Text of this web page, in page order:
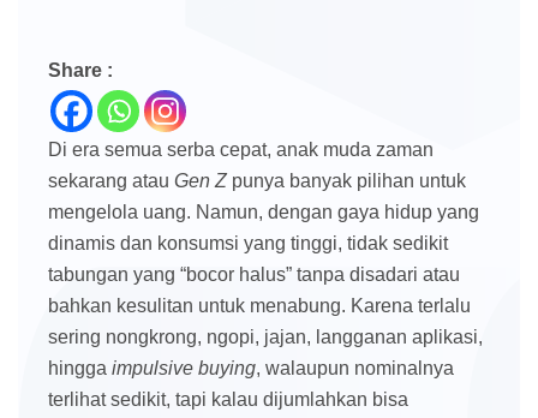
Share :
Di era semua serba cepat, anak muda zaman
sekarang atau Gen Zpunya banyak pilihan untuk
mengelola uang. Namun, dengan gaya hidup yang
dinamis dan konsumsi yang tinggi, tidak sedikit
tabungan yang “bocor halus” tanpa disadari atau
bahkan kesulitan untuk menabung. Karena terlalu
sering nongkrong, ngopi, jajan, langganan aplikasi,
hingga impulsive buying, walaupun nominalnya
terlihat sedikit, tapi kalau dijumlahkan bisa